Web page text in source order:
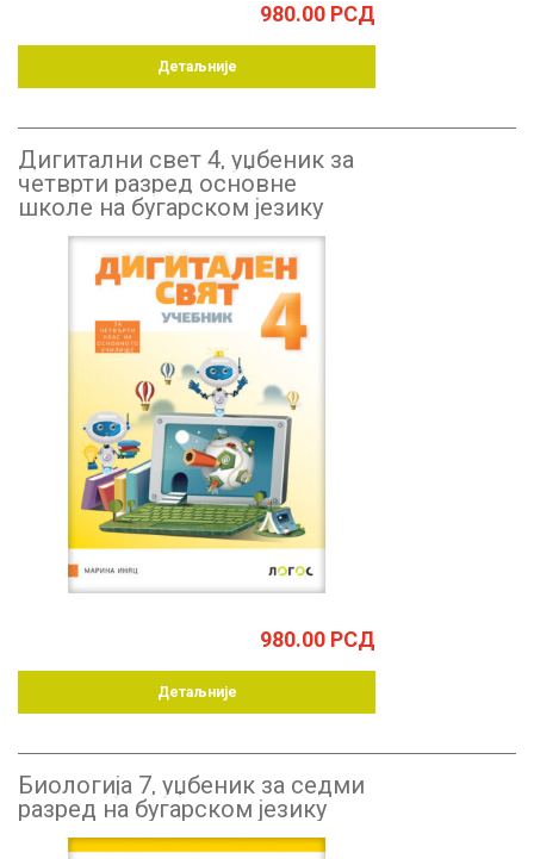
980.00 РСД
Детаљније
Дигитални свет 4, уџбеник за
четврти разред основне
школе на бугарском језику
980.00 РСД
Детаљније
Биологија 7, уџбеник за седми
разред на бугарском језику